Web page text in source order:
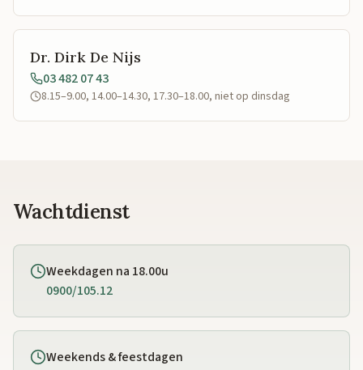
Dr. Dirk De Nijs
03 482 07 43
8.15–9.00, 14.00–14.30, 17.30–18.00, niet op dinsdag
Wachtdienst
Weekdagen na 18.00u
0900/105.12
Weekends & feestdagen